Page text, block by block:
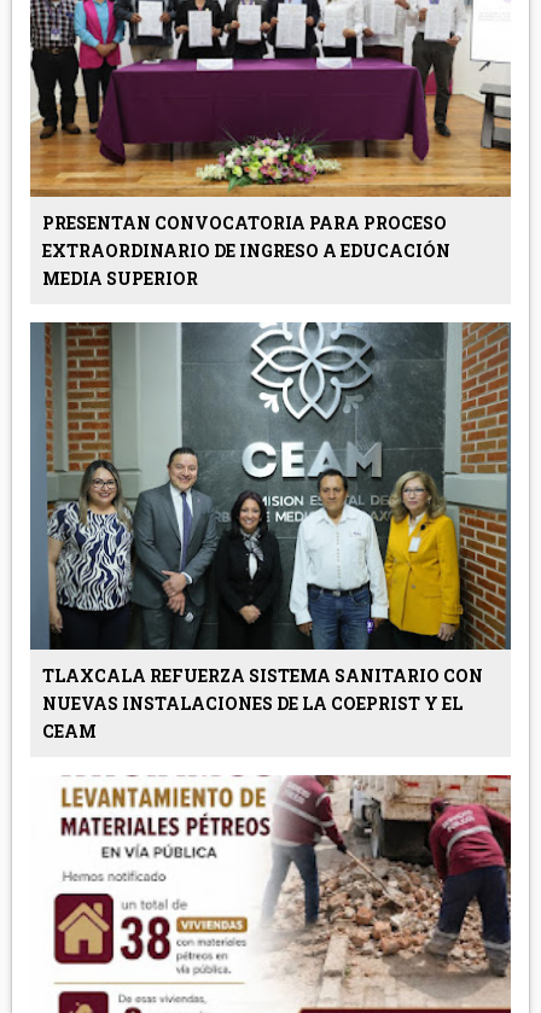
PRESENTAN CONVOCATORIA PARA PROCESO
EXTRAORDINARIO DE INGRESO A EDUCACIÓN
MEDIA SUPERIOR
TLAXCALA REFUERZA SISTEMA SANITARIO CON
NUEVAS INSTALACIONES DE LA COEPRIST Y EL
CEAM